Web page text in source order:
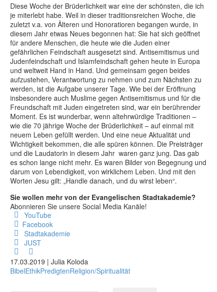
Diese Woche der Brüderlichkeit war eine der schönsten, die ich
je miterlebt habe. Weil in dieser traditionsreichen Woche, die
zuletzt v.a. von Älteren und Honoratioren begangen wurde, in
diesem Jahr etwas Neues begonnen hat: Sie hat sich geöffnet
für andere Menschen, die heute wie die Juden einer
gefährlichen Feindschaft ausgesetzt sind. Antisemitismus und
Judenfeindschaft und Islamfeindschaft gehen heute in Europa
und weltweit Hand in Hand. Und gemeinsam gegen beides
aufzustehen, Verantwortung zu nehmen und zum Nächsten zu
werden, ist die Aufgabe unserer Tage. Wie bei der Eröffnung
insbesondere auch Muslime gegen Antisemitismus und für die
Freundschaft mit Juden eingetreten sind, war ein berührender
Moment. Es ist wunderbar, wenn altehrwürdige Traditionen –
wie die 70 jährige Woche der Brüderlichkeit – auf einmal mit
neuem Leben gefüllt werden. Und eine neue Aktualität und
Wichtigkeit bekommen, die alle spüren können. Die Preisträger
und die Laudatorin in diesem Jahr waren ganz jung. Das gab
es schon lange nicht mehr. Es waren Bilder von Begegnung und
darum von Lebendigkeit, von wirklichem Leben. Und mit den
Worten Jesu gilt: „Handle danach, und du wirst leben“.
Sie wollen mehr von der Evangelischen Stadtakademie?
Abonnieren Sie unsere Social Media Kanäle!
YouTube
Facebook
Stadtakademie
JUST
17.03.2019 | Julia Koloda
BibelEthikPredigtenReligion/Spiritualität